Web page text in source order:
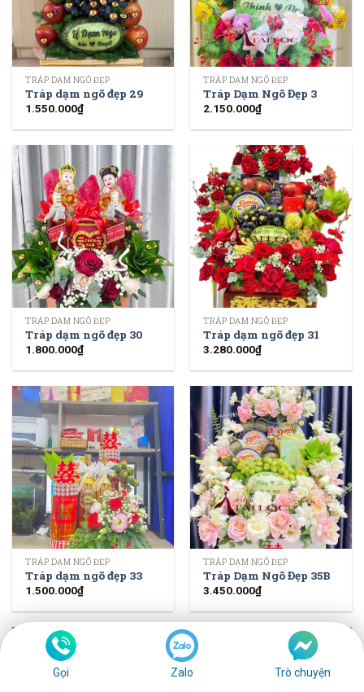
TRÁP DẠM NGÕ ĐẸP
Tráp dạm ngõ đẹp 29
1.550.000₫
TRÁP DẠM NGÕ ĐẸP
Tráp Dạm Ngõ Đẹp 3
2.150.000₫
TRÁP DẠM NGÕ ĐẸP
Tráp dạm ngõ đẹp 30
1.800.000₫
TRÁP DẠM NGÕ ĐẸP
Tráp dạm ngõ đẹp 31
3.280.000₫
TRÁP DẠM NGÕ ĐẸP
Tráp dạm ngõ đẹp 33
1.500.000₫
TRÁP DẠM NGÕ ĐẸP
Tráp Dạm Ngõ Đẹp 35B
3.450.000₫
Gọi Zalo Trò chuyện